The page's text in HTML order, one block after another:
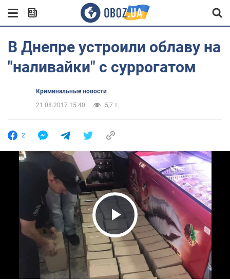
В Днепре устроили облаву на
"наливайки" с суррогатом
Криминальные новости
21.08.2017 15:40
5,7 т.
2
Play Video